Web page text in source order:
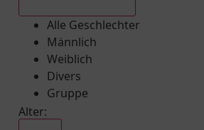
Alle Geschlechter
Männlich
Weiblich
Divers
Gruppe
Alter: